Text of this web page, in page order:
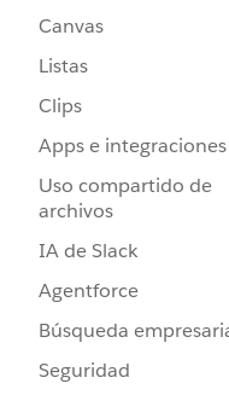
Canvas
Listas
Clips
Apps e integraciones
Uso compartido de
archivos
IA de Slack
Agentforce
Búsqueda
Seguridad